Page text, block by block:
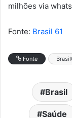
milhões via
Fonte: Brasil 61
Fonte
Brasil
Saúde